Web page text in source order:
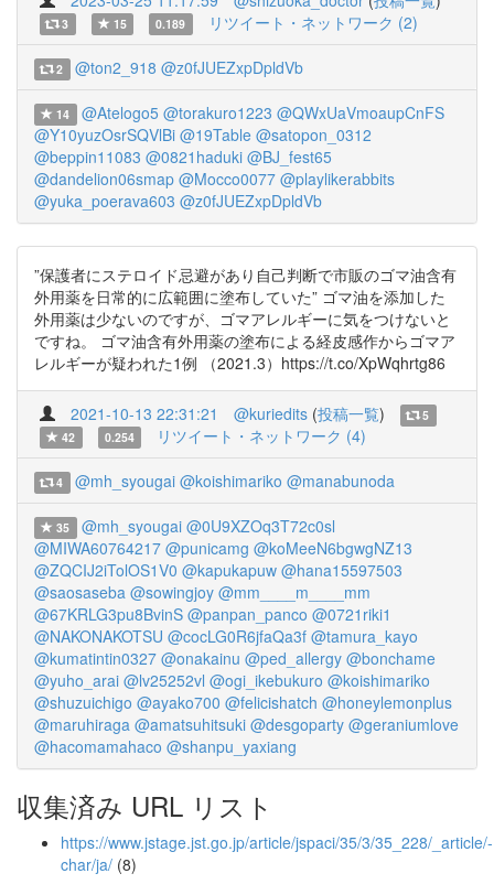
3 15 0.189 リツイート・ネットワーク (2)
2 @ton2_918 @z0fJUEZxpDpldVb
14 @Atelogo5 @torakuro1223 @QWxUaVmoaupCnFS
@Y10yuzOsrSQVlBi @19Table @satopon_0312
@beppin11083 @0821haduki @BJ_fest65
@dandelion06smap @Mocco0077 @playlikerabbits
@yuka_poerava603 @z0fJUEZxpDpldVb
”保護者にステロイド忌避があり自己判断で市販のゴマ油含有
外用薬を日常的に広範囲に塗布していた” ゴマ油を添加した
外用薬は少ないのですが、ゴマアレルギーに気をつけないと
ですね。 ゴマ油含有外用薬の塗布による経皮感作からゴマア
レルギーが疑われた1例 （2021.3）https://t.co/XpWqhrtg86
2021-10-13 22:31:21 @kuriedits (投稿一覧)
5
42
0.254 リツイート・ネットワーク (4)
4 @mh_syougai @koishimariko @manabunoda
35 @mh_syougai @0U9XZOq3T72c0sl
@MIWA60764217 @punicamg @koMeeN6bgwgNZ13
@ZQCIJ2iTolOS1V0 @kapukapuw @hana15597503
@saosaseba @sowingjoy @mm____m____mm
@67KRLG3pu8BvinS @panpan_panco @0721riki1
@NAKONAKOTSU @cocLG0R6jfaQa3f @tamura_kayo
@kumatintin0327 @onakainu @ped_allergy @bonchame
@yuho_arai @lv25252vl @ogi_ikebukuro @koishimariko
@shuzuichigo @ayako700 @felicishatch @honeylemonplus
@maruhiraga @amatsuhitsuki @desgoparty @geraniumlove
@hacomamahaco @shanpu_yaxiang
収集済み URL リスト
https://www.jstage.jst.go.jp/article/jspaci/35/3/35_228/_article/-
char/ja/ (8)